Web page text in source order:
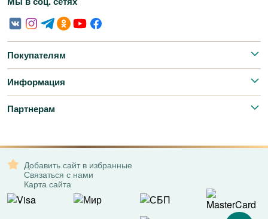
Покупателям
Информация
Партнерам
Добавить сайт в избранные
Связаться с нами
Карта сайта